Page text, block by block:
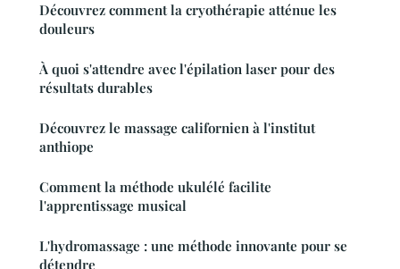
Découvrez comment la cryothérapie atténue les
douleurs
À quoi s'attendre avec l'épilation laser pour des
résultats durables
Découvrez le massage californien à l'institut
anthiope
Comment la méthode ukulélé facilite
l'apprentissage musical
L'hydromassage : une méthode innovante pour se
détendre